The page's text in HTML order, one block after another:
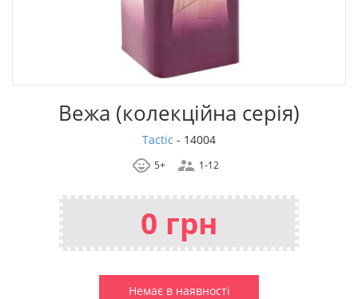
Вежа (колекційна серія)
Tactic - 14004
5+ 1-12
0 грн
Немає в наявності